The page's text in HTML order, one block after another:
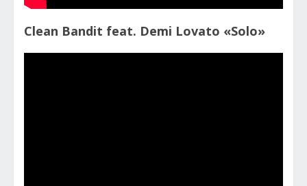
Clean Bandit feat. Demi Lovato «Solo»